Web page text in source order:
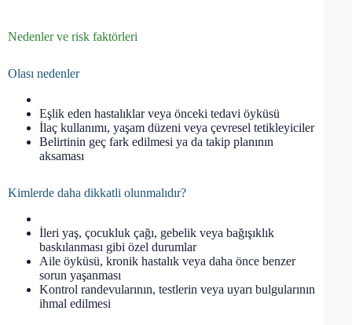
Nedenler ve risk faktörleri
Olası nedenler
Eşlik eden hastalıklar veya önceki tedavi öyküsü
İlaç kullanımı, yaşam düzeni veya çevresel tetikleyiciler
Belirtinin geç fark edilmesi ya da takip planının
aksaması
Kimlerde daha dikkatli olunmalıdır?
İleri yaş, çocukluk çağı, gebelik veya bağışıklık
baskılanması gibi özel durumlar
Aile öyküsü, kronik hastalık veya daha önce benzer
sorun yaşanması
Kontrol randevularının, testlerin veya uyarı bulgularının
ihmal edilmesi